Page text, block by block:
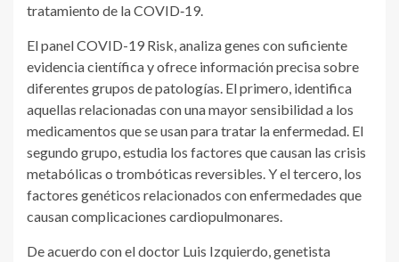
tratamiento de la COVID‐19.
El panel COVID-19 Risk, analiza genes con suficiente
evidencia científica y ofrece información precisa sobre
diferentes grupos de patologías. El primero, identifica
aquellas relacionadas con una mayor sensibilidad a los
medicamentos que se usan para tratar la enfermedad. El
segundo grupo, estudia los factores que causan las crisis
metabólicas o trombóticas reversibles. Y el tercero, los
factores genéticos relacionados con enfermedades que
causan complicaciones cardiopulmonares.
De acuerdo con el doctor Luis Izquierdo, genetista